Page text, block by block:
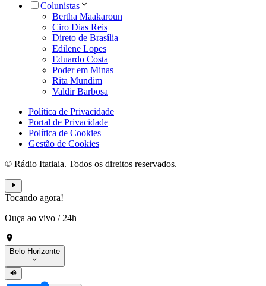
Colunistas
Bertha Maakaroun
Ciro Dias Reis
Direto de Brasília
Edilene Lopes
Eduardo Costa
Poder em Minas
Rita Mundim
Valdir Barbosa
Política de Privacidade
Portal de Privacidade
Política de Cookies
Gestão de Cookies
© Rádio Itatiaia. Todos os direitos reservados.
Tocando agora!
Ouça ao vivo / 24h
Belo Horizonte